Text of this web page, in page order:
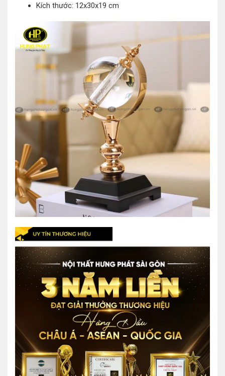
Kích thước: 12x30x19 cm